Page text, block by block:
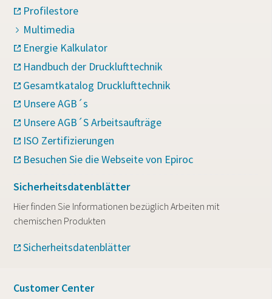
Profilestore
Multimedia
Energie Kalkulator
Handbuch der Drucklufttechnik
Gesamtkatalog Drucklufttechnik
Unsere AGB´s
Unsere AGB´S Arbeitsaufträge
ISO Zertifizierungen
Besuchen Sie die Webseite von Epiroc
Sicherheitsdatenblätter
Hier finden Sie Informationen bezüglich Arbeiten mit
chemischen Produkten
Sicherheitsdatenblätter
Customer Center